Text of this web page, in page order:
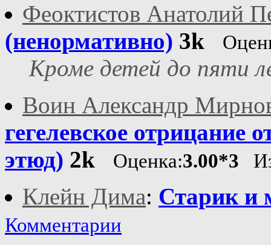
Феоктистов Анатолий
(ненормативно) 3k
Кроме детей до пяти
Воин Александр
гегелевское отрицание
этюд) 2k Оценка:3.00*3
Клейн Дима: Старик и
Комментарии